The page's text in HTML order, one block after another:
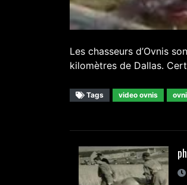
Les chasseurs d’Ovnis
kilomètres de Dallas.
Tags video ovnis ovni